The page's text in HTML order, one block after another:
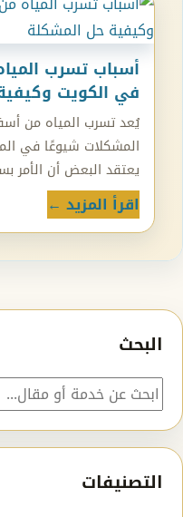
أسباب تسرب
في الكويت
يُعد تسرب المياه من
المشكلات شيوعًا في
يعتقد البعض أن الأمر
اقرأ المزيد ←
البحث
بحث
التصنيفات